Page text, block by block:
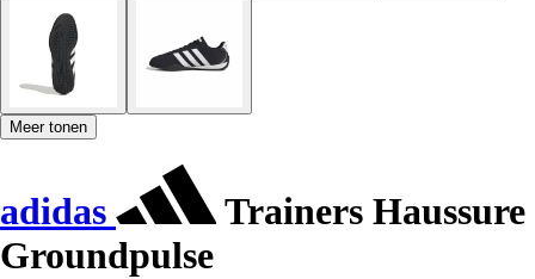
Meer tonen
adidas
Trainers Haussure
Groundpulse